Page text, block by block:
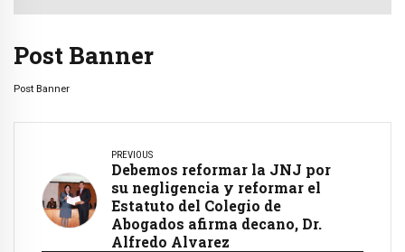
Post Banner
Post Banner
PREVIOUS
Debemos reformar la JNJ por
su negligencia y reformar el
Estatuto del Colegio de
Abogados afirma decano, Dr.
Alfredo Alvarez